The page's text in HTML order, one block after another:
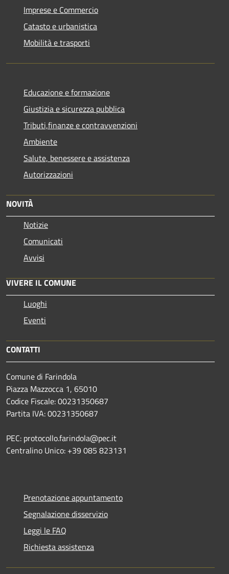
Imprese e Commercio
Catasto e urbanistica
Mobilità e trasporti
Educazione e formazione
Giustizia e sicurezza pubblica
Tributi,finanze e contravvenzioni
Ambiente
Salute, benessere e assistenza
Autorizzazioni
NOVITÀ
Notizie
Comunicati
Avvisi
VIVERE IL COMUNE
Luoghi
Eventi
CONTATTI
Comune di Farindola
Piazza Mazzocca 1, 65010
Codice Fiscale: 00231350687
Partita IVA: 00231350687
PEC: protocollo.farindola@pec.it
Centralino Unico: +39 085 823131
Prenotazione appuntamento
Segnalazione disservizio
Leggi le FAQ
Richiesta assistenza